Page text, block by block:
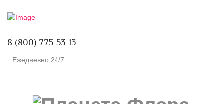
8 (800) 775-53-13
Ежедневно 24/7